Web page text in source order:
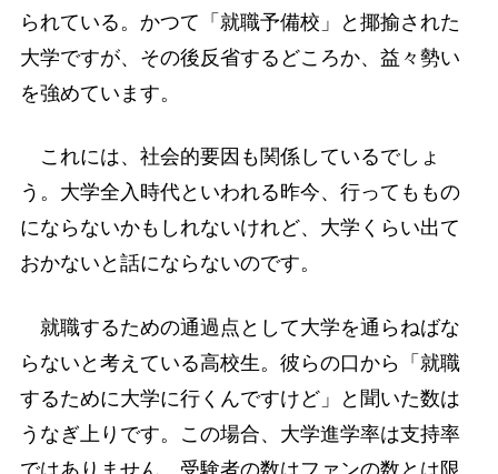
られている。かつて「就職予備校」と揶揄された
大学ですが、その後反省するどころか、益々勢い
を強めています。
これには、社会的要因も関係しているでしょ
う。大学全入時代といわれる昨今、行ってももの
にならないかもしれないけれど、大学くらい出て
おかないと話にならないのです。
就職するための通過点として大学を通らねばな
らないと考えている高校生。彼らの口から「就職
するために大学に行くんですけど」と聞いた数は
うなぎ上りです。この場合、大学進学率は支持率
ではありません。受験者の数はファンの数とは限